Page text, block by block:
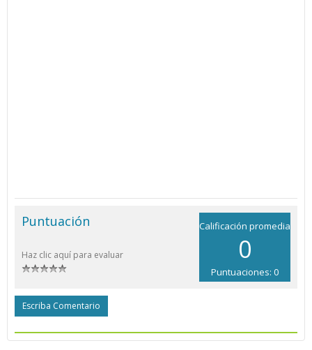
Calificación promedia
0
Puntuaciones: 0
Puntuación
Haz clic aquí para evaluar
Escriba Comentario